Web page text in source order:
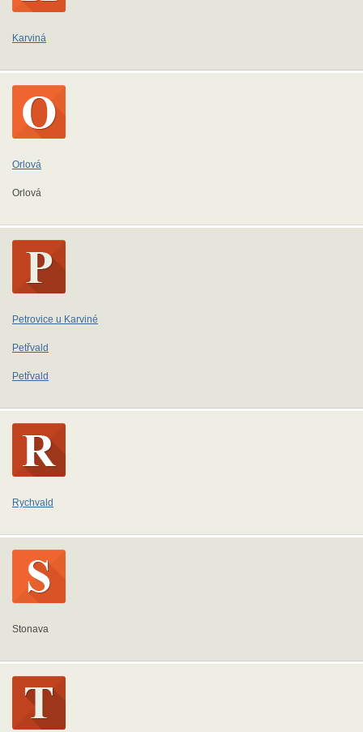
Karviná
Orlová
Orlová
Petrovice u Karviné
Petřvald
Petřvald
Rychvald
Stonava